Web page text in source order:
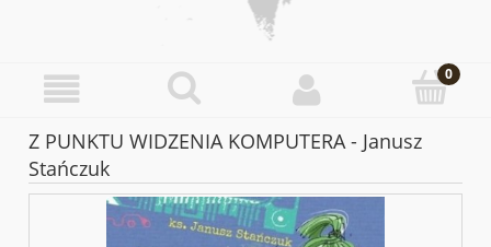
Z PUNKTU WIDZENIA KOMPUTERA - Janusz
Stańczuk